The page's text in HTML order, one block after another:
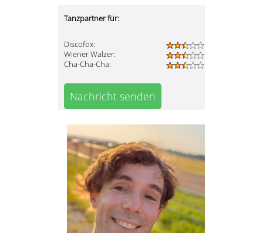
Tanzpartner für:
Discofox:
Wiener Walzer:
Cha-Cha-Cha:
Nachricht senden